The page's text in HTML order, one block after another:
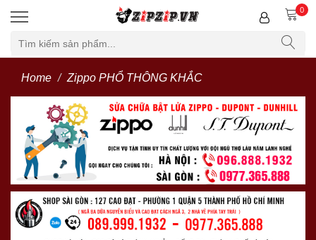
0
Home Zippo PHỔ THÔNG KHẮC